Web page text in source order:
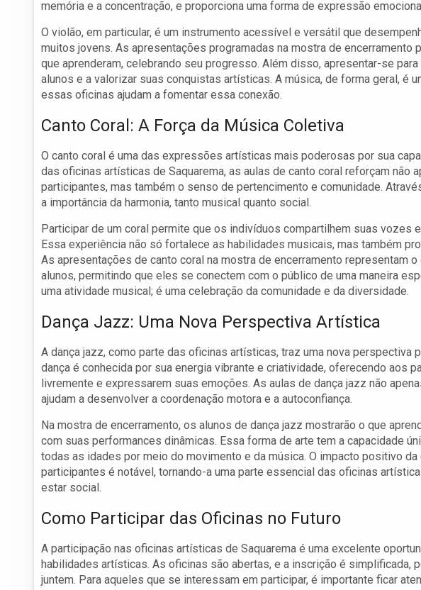
memória e a concentração, e proporciona uma forma de expressão
O violão, em particular, é um instrumento acessível e versátil que
muitos jovens. As apresentações programadas na mostra de
que aprenderam, celebrando seu progresso. Além disso, apresentar-se
alunos e a valorizar suas conquistas artísticas. A música, de forma geral, é
essas oficinas ajudam a fomentar essa conexão.
Canto Coral: A Força da Música Coletiva
O canto coral é uma das expressões artísticas mais poderosas por sua
das oficinas artísticas de Saquarema, as aulas de canto coral reforçam não
participantes, mas também o senso de pertencimento e comunidade.
a importância da harmonia, tanto musical quanto social.
Participar de um coral permite que os indivíduos compartilhem suas vozes
Essa experiência não só fortalece as habilidades musicais, mas também
As apresentações de canto coral na mostra de encerramento representam
alunos, permitindo que eles se conectem com o público de uma maneira
uma atividade musical; é uma celebração da comunidade e da diversidade.
Dança Jazz: Uma Nova Perspectiva Artística
A dança jazz, como parte das oficinas artísticas, traz uma nova perspectiva
dança é conhecida por sua energia vibrante e criatividade, oferecendo aos
livremente e expressarem suas emoções. As aulas de dança jazz não
ajudam a desenvolver a coordenação motora e a autoconfiança.
Na mostra de encerramento, os alunos de dança jazz mostrarão o que
com suas performances dinâmicas. Essa forma de arte tem a capacidade
todas as idades por meio do movimento e da música. O impacto positivo
participantes é notável, tornando-a uma parte essencial das oficinas
estar social.
Como Participar das Oficinas no Futuro
A participação nas oficinas artísticas de Saquarema é uma excelente
habilidades artísticas. As oficinas são abertas, e a inscrição é simplificada,
juntem. Para aqueles que se interessam em participar, é importante ficar